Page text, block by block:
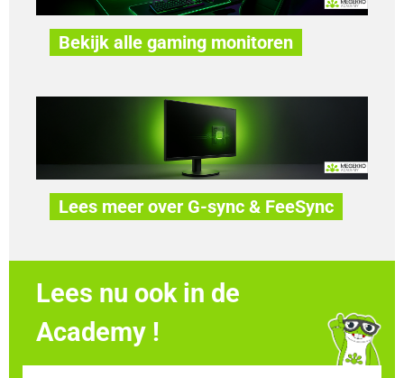
Bekijk alle gaming monitoren
Lees meer over G-sync & FeeSync
Lees nu ook in de
Academy !